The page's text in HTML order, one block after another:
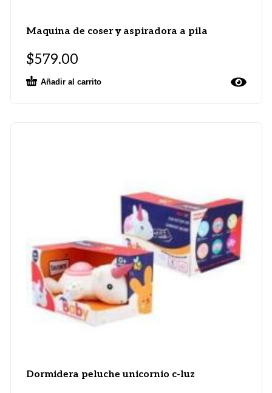
Maquina de coser y aspiradora a pila
$579.00
Añadir al carrito
Dormidera peluche unicornio c-luz